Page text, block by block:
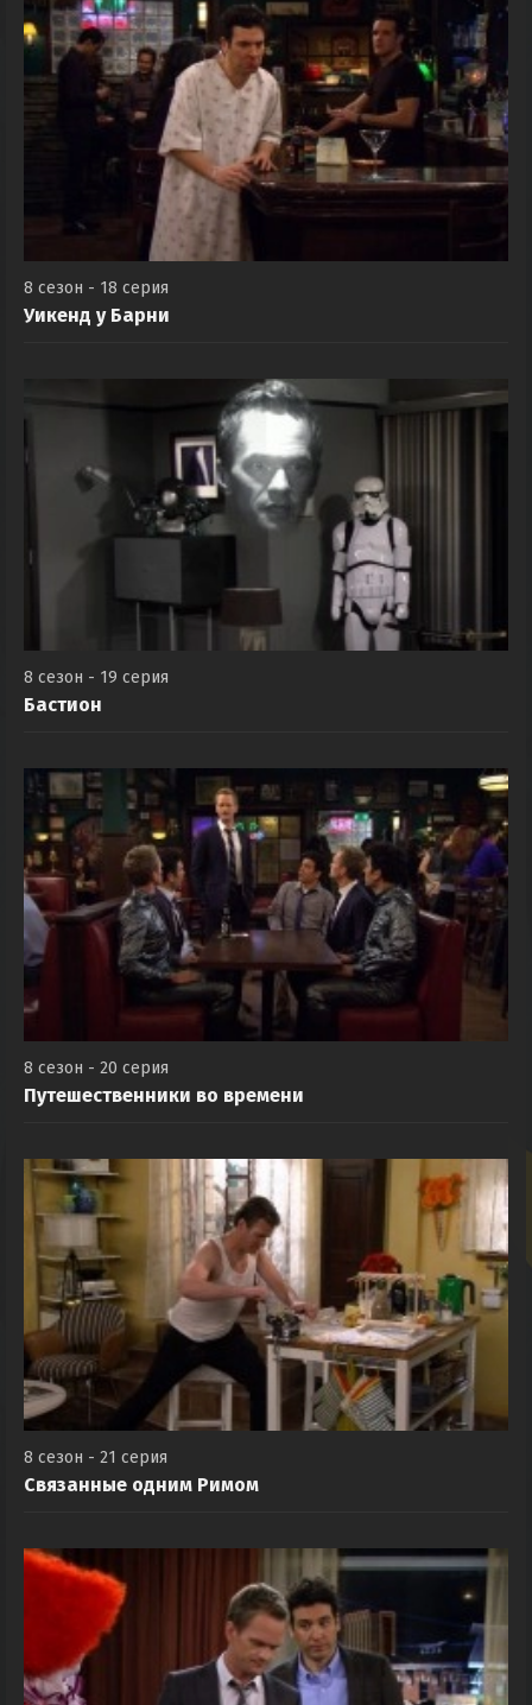
8 сезон - 18 серия
Уикенд у Барни
8 сезон - 19 серия
Бастион
8 сезон - 20 серия
Путешественники во времени
8 сезон - 21 серия
Связанные одним Римом